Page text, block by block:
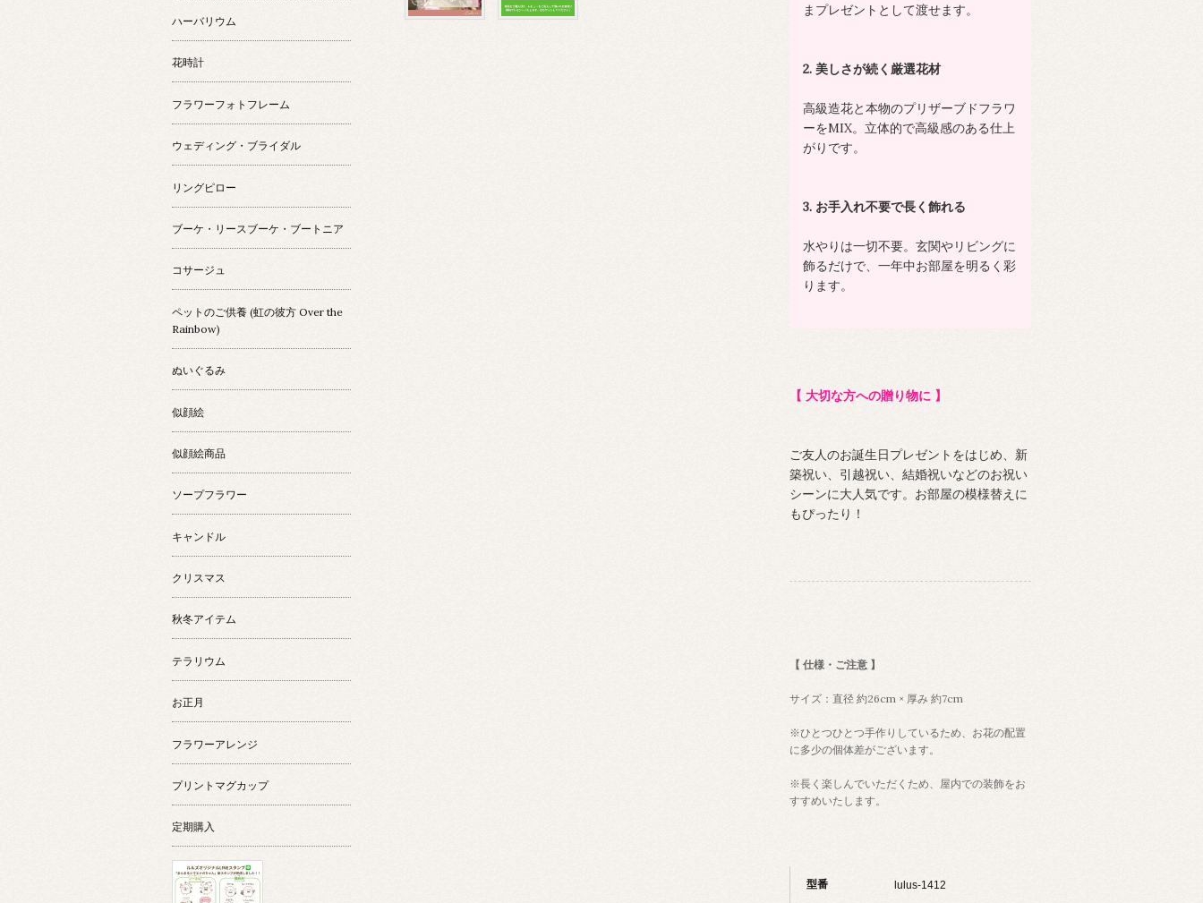
まプレゼントとして渡せます。
2. 美しさが続く厳選花材
高級造花と本物のプリザーブドフラワ
ーをMIX。立体的で高級感のある仕上
がりです。
3. お手入れ不要で長く飾れる
水やりは一切不要。玄関やリビングに
飾るだけで、一年中お部屋を明るく彩
ります。
【 大切な方への贈り物に 】
ご友人のお誕生日プレゼントをはじめ、新
築祝い、引越祝い、結婚祝いなどのお祝い
シーンに大人気です。お部屋の模様替えに
もぴったり！
【 仕様・ご注意 】
サイズ：直径 約26cm × 厚み 約7cm
※ひとつひとつ手作りしているため、お花の配置
に多少の個体差がございます。
※長く楽しんでいただくため、屋内での装飾をお
すすめいたします。
型番 lulus-1412
ハーバリウム
花時計
フラワーフォトフレーム
ウェディング・ブライダル
リングピロー
ブーケ・リースブーケ・ブートニア
コサージュ
ペットのご供養 (虹の彼方 Over the
Rainbow)
ぬいぐるみ
似顔絵
似顔絵商品
ソープフラワー
キャンドル
クリスマス
秋冬アイテム
テラリウム
お正月
フラワーアレンジ
プリントマグカップ
定期購入